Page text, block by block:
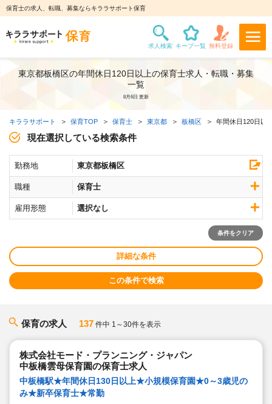
保育士の求人、転職、募集ならキララサポート保育
東京都板橋区の年間休日120日以上の保育士求人・転職・募集
一覧
8月6日 更新
キララサポート 保育TOP 保育士 東京都 板橋区 年間休日120日以
現在選択している検索条件
勤務地 東京都板橋区
職種 保育士
雇用形態 選択なし
条件をクリア
詳細な条件
この条件で検索
保育の求人 137 件中 1～30件を表示
株式会社モード・プランニング・ジャパン
中板橋雲母保育園の保育士求人
中板橋駅★年間休日130日以上★小規模保育園★0～3歳児の
み★新卒保育士★常勤